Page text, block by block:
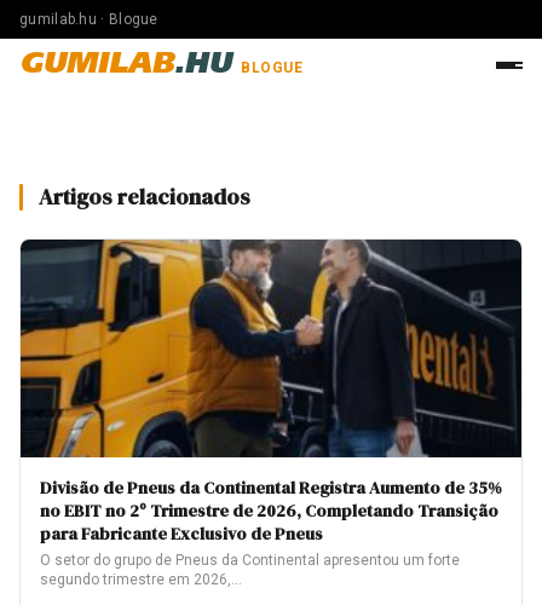
gumilab.hu · Blogue
GUMILAB.HU BLOGUE
Artigos relacionados
Divisão de Pneus da Continental Registra Aumento de 35%
no EBIT no 2º Trimestre de 2026, Completando Transição
para Fabricante Exclusivo de Pneus
O setor do grupo de Pneus da Continental apresentou um forte
segundo trimestre em 2026,…